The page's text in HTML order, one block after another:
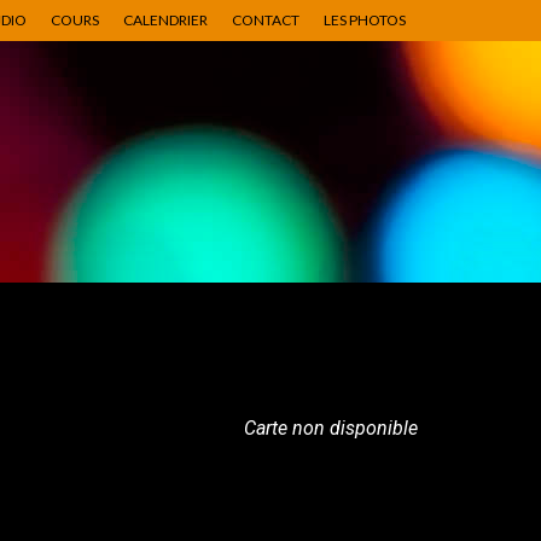
COURS CALENDRIER CONTACT LES PHOTOS
Carte non disponible